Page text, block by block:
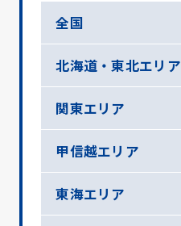
全国
北海道・東北エリア
関東エリア
甲信越エリア
東海エリア